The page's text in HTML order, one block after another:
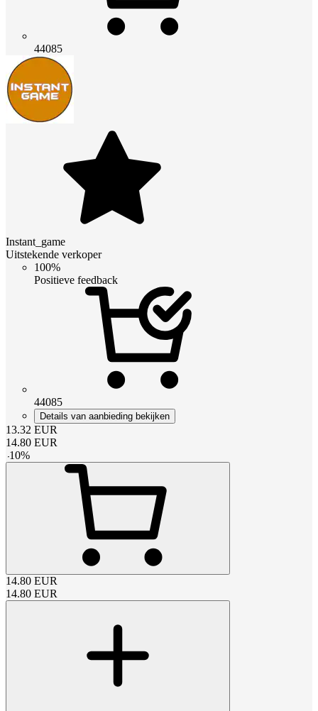
44085
Instant_game
Uitstekende verkoper
100%
Positieve feedback
44085
Details van aanbieding bekijken
13.32 EUR
14.80 EUR
-10%
14.80 EUR
14.80 EUR